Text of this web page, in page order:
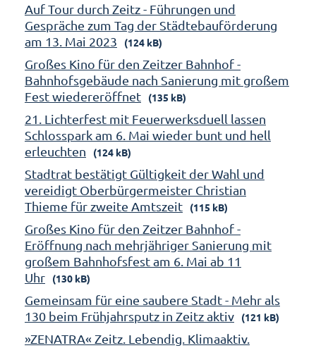
Auf Tour durch Zeitz - Führungen und
Gespräche zum Tag der Städtebauförderung
am 13. Mai 2023
(124 kB)
Großes Kino für den Zeitzer Bahnhof -
Bahnhofsgebäude nach Sanierung mit großem
Fest wiedereröffnet
(135 kB)
21. Lichterfest mit Feuerwerksduell lassen
Schlosspark am 6. Mai wieder bunt und hell
erleuchten
(124 kB)
Stadtrat bestätigt Gültigkeit der Wahl und
vereidigt Oberbürgermeister Christian
Thieme für zweite Amtszeit
(115 kB)
Großes Kino für den Zeitzer Bahnhof -
Eröffnung nach mehrjähriger Sanierung mit
großem Bahnhofsfest am 6. Mai ab 11
Uhr
(130 kB)
Gemeinsam für eine saubere Stadt - Mehr als
130 beim Frühjahrsputz in Zeitz aktiv
(121 kB)
»ZENATRA« Zeitz. Lebendig. Klimaaktiv.